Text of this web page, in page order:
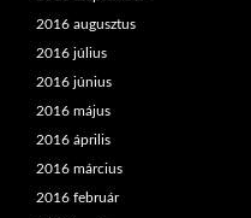
2016 augusztus
2016 július
2016 június
2016 május
2016 április
2016 március
2016 február